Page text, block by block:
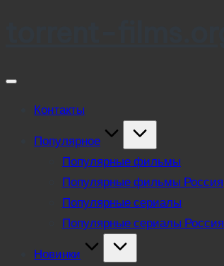
Контакты
Популярное
Популярные фильмы
Популярные фильмы Россия
Популярные сериалы
Популярные сериалы Россия
Новинки